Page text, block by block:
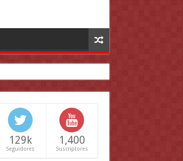
129k
Seguidores
1,400
Suscriptores